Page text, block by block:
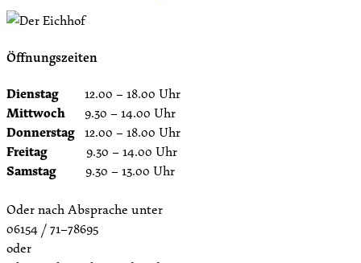
Öffnungszeiten
Dienstag 12.00 – 18.00 Uhr
Mittwoch 9.30 – 14.00 Uhr
Donnerstag 12.00 – 18.00 Uhr
Freitag 9.30 – 14.00 Uhr
Samstag 9.30 – 13.00 Uhr
Oder nach Absprache unter
06154 / 71–78695
oder